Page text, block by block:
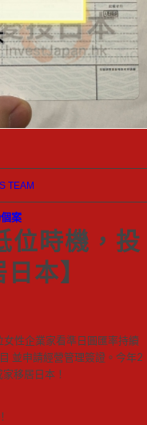
TEAM
案
位時機，投
本】
性企業家看準日圓匯率持續
並申請經營管理簽證。今年2
移居日本！